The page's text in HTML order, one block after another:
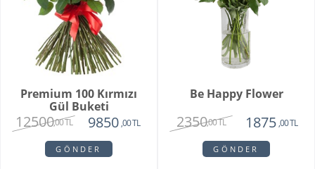
Premium 100 Kırmızı
Gül Buketi
12500,00 TL 9850 ,00 TL
GÖNDER
Be Happy Flower
2350,00 TL 1875 ,00 TL
GÖNDER